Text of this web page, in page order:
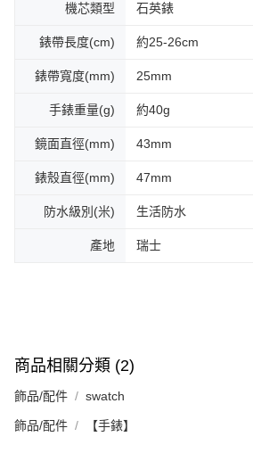
機芯類型 石英錶
錶帶長度(cm) 約25-26cm
錶帶寬度(mm) 25mm
手錶重量(g) 約40g
鏡面直徑(mm) 43mm
錶殼直徑(mm) 47mm
防水級別(米) 生活防水
產地 瑞士
商品相關分類 (2)
飾品/配件 swatch
飾品/配件 【手錶】